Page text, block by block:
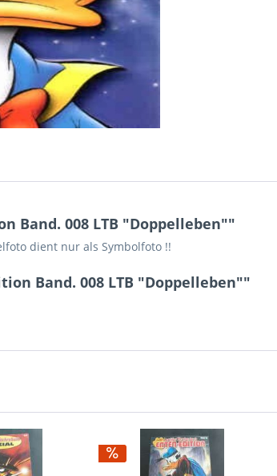
Band. 008 LTB "Doppelleben""
dient nur als Symbolfoto !!
Band. 008 LTB "Doppelleben""